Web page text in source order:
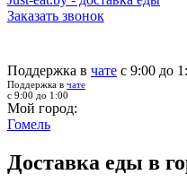
Заказать звонок
Поддержка в чате с 9:00 до
Поддержка в чате
с 9:00 до 1:00
Мой город:
Гомель
Доставка еды в